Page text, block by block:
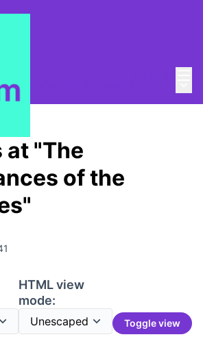
/ 📸 Living bank memory
at "The
of the
HTML view
mode:
Toggle view